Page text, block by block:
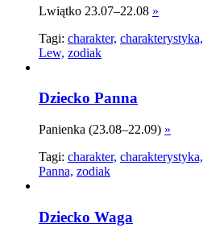
Lwiątko 23.07–22.08 »
Tagi: charakter, charakterystyka,
Lew, zodiak
Dziecko Panna
Panienka (23.08–22.09) »
Tagi: charakter, charakterystyka,
Panna, zodiak
Dziecko Waga